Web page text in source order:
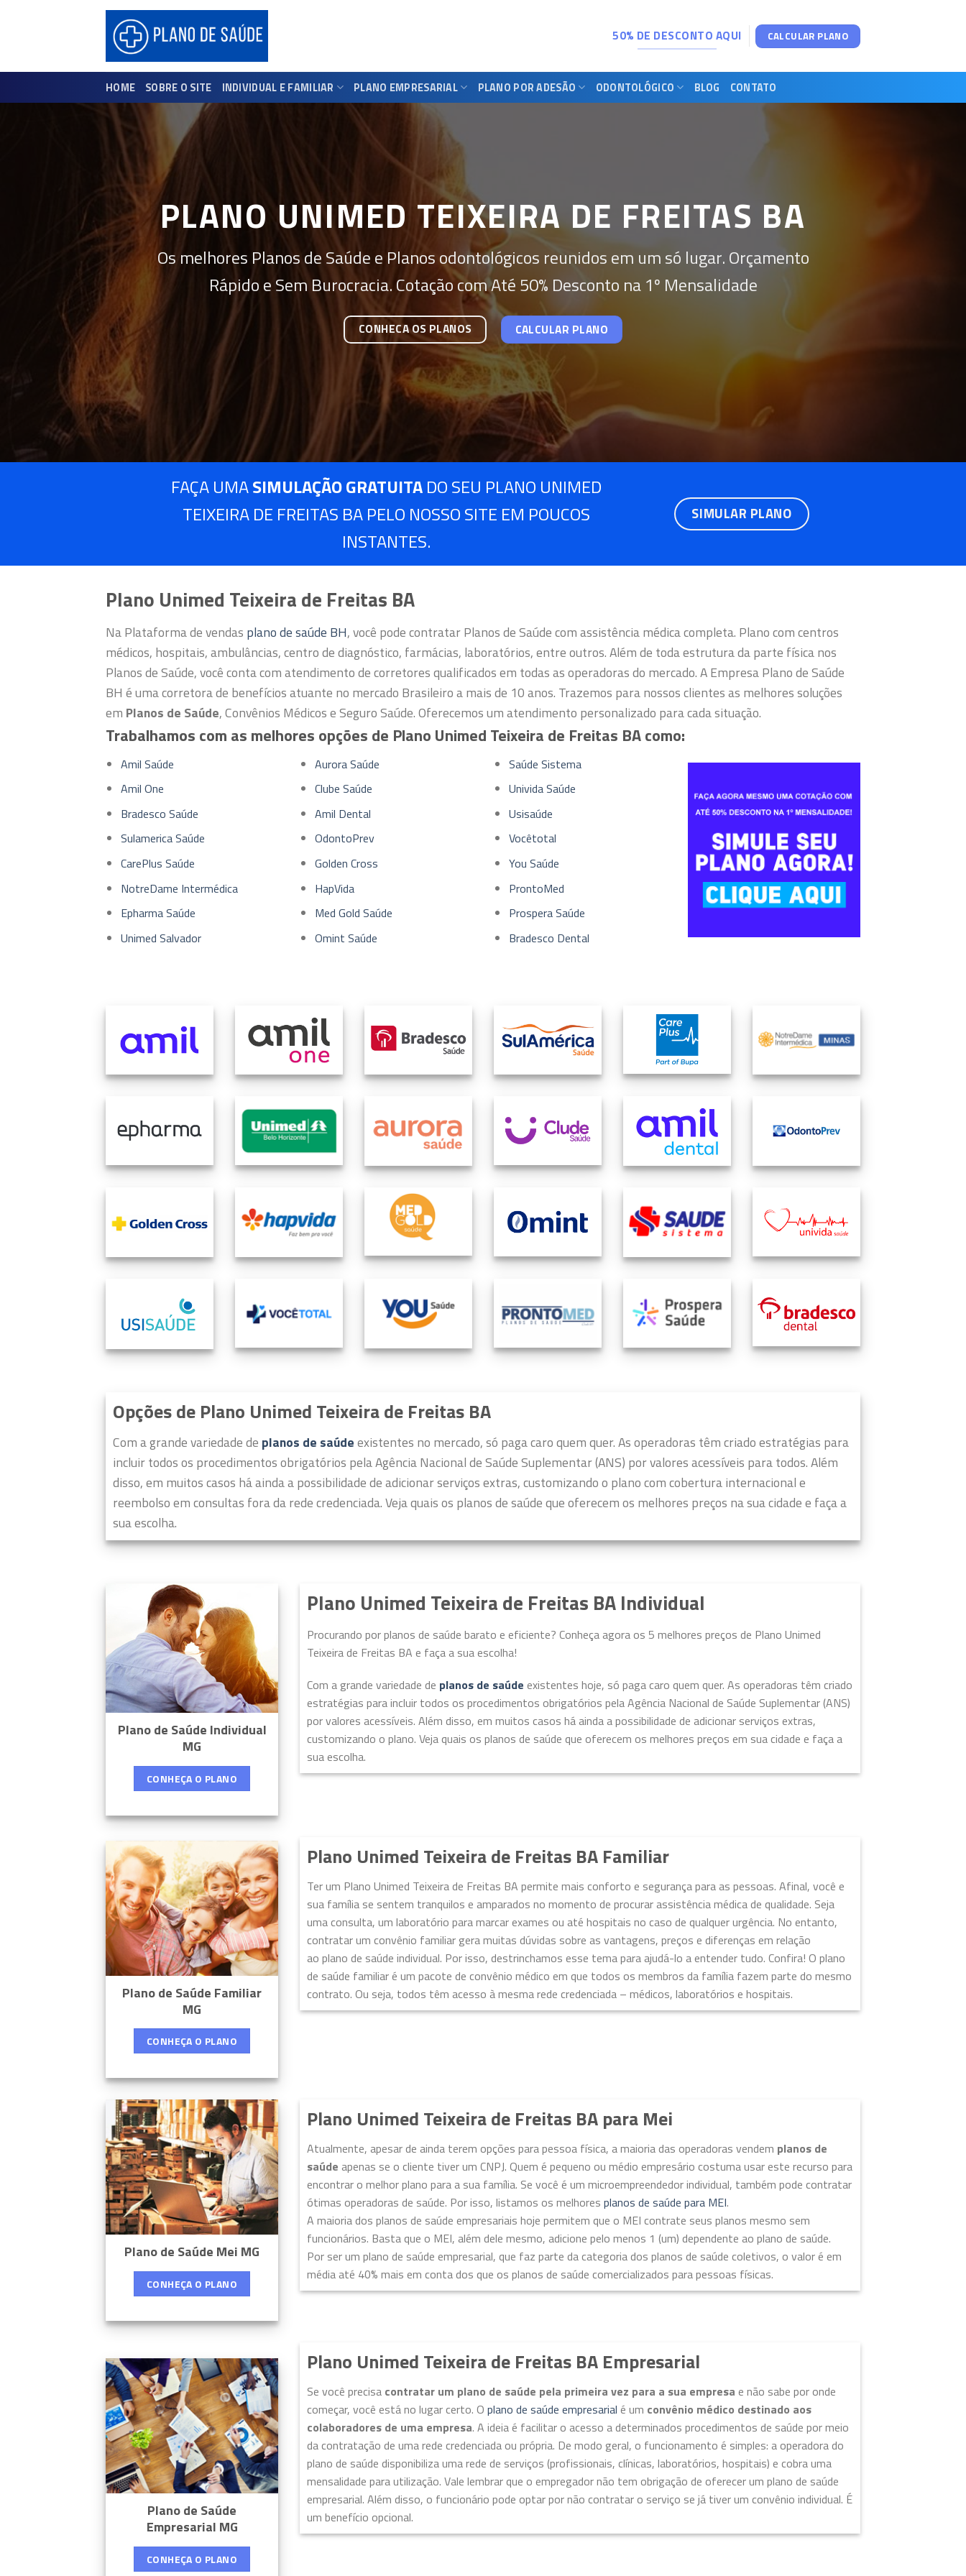
50% DE DESCONTO AQUI CALCULAR PLANO
HOME SOBRE O SITE INDIVIDUAL E FAMILIAR PLANO EMPRESARIAL PLANO POR ADESÃO ODONTOLÓGICO BLOG CONTATO
PLANO UNIMED TEIXEIRA DE FREITAS BA
Os melhores Planos de Saúde e Planos odontológicos reunidos em um só lugar. Orçamento
Rápido e Sem Burocracia. Cotação com Até 50% Desconto na 1º Mensalidade
CONHECA OS PLANOS CALCULAR PLANO
FAÇA UMASIMULAÇÃO GRATUITADO SEU PLANO UNIMED
TEIXEIRA DE FREITAS BA PELO NOSSO SITE EM POUCOS
INSTANTES.
SIMULAR PLANO
Plano Unimed Teixeira de Freitas BA
Na Plataforma de vendas plano de saúde BH, você pode contratar Planos de Saúde com assistência médica completa. Plano com centros
médicos, hospitais, ambulâncias, centro de diagnóstico, farmácias, laboratórios, entre outros.Além de toda estrutura da parte física nos
Planos de Saúde, você conta com atendimento de corretores qualificados em todas as operadoras do mercado.A Empresa Plano de Saúde
BH é uma corretora de benefícios atuante no mercado Brasileiro a mais de 10 anos. Trazemos para nossos clientes as melhores soluções
em Planos de Saúde, Convênios Médicos e Seguro Saúde. Oferecemos um atendimento personalizado para cada situação.
Trabalhamos com as melhores opções de Plano Unimed Teixeira de Freitas BA como:
Amil Saúde
Amil One
Bradesco Saúde
Sulamerica Saúde
CarePlus Saúde
NotreDame Intermédica
Epharma Saúde
Unimed Salvador
Aurora Saúde
Clube Saúde
Amil Dental
OdontoPrev
Golden Cross
HapVida
Med Gold Saúde
Omint Saúde
Saúde Sistema
Univida Saúde
Usisaúde
Vocêtotal
You Saúde
ProntoMed
Prospera Saúde
Bradesco Dental
Opções de Plano Unimed Teixeira de Freitas BA
Com a grande variedade de planos de saúdeexistentes no mercado, só paga caro quem quer.As operadoras têm criado estratégias para
incluir todos os procedimentos obrigatórios pela Agência Nacional de Saúde Suplementar (ANS) por valores acessíveis para todos.Além
disso, em muitos casos há ainda a possibilidade de adicionar serviços extras, customizando o plano com cobertura internacional e
reembolso em consultas fora da rede credenciada. Veja quais os planos de saúde que oferecem os melhores preços na sua cidade e faça a
sua escolha.
Plano de Saúde Individual
MG
CONHEÇA O PLANO
Plano Unimed Teixeira de Freitas BA Individual
Procurando por planos de saúde barato e eficiente? Conheça agora os 5 melhores preços de Plano Unimed
Teixeira de Freitas BA e faça a sua escolha!
Com a grande variedade de planos de saúde existentes hoje, só paga caro quem quer. As operadoras têm criado
estratégias para incluir todos os procedimentos obrigatórios pela Agência Nacional de Saúde Suplementar (ANS)
por valores acessíveis. Além disso, em muitos casos há ainda a possibilidade de adicionar serviços extras,
customizando o plano. Veja quais os planos de saúde que oferecem os melhores preços em sua cidade e faça a
sua escolha.
Plano de Saúde Familiar
MG
CONHEÇA O PLANO
Plano Unimed Teixeira de Freitas BA Familiar
Ter um Plano Unimed Teixeira de Freitas BA permite mais conforto e segurança para as pessoas. Afinal, você e
sua família se sentem tranquilos e amparados no momento de procurar assistência médica de qualidade. Seja
uma consulta, um laboratório para marcar exames ou até hospitais no caso de qualquer urgência. No entanto,
contratar um convênio familiar gera muitas dúvidas sobre as vantagens, preços e diferenças em relação
ao plano de saúde individual. Por isso, destrinchamos esse tema para ajudá-lo a entender tudo. Confira! O plano
de saúde familiar é um pacote de convênio médico em que todos os membros da família fazem parte do mesmo
contrato. Ou seja, todos têm acesso à mesma rede credenciada – médicos, laboratórios e hospitais.
Plano de Saúde Mei MG
CONHEÇA O PLANO
Plano Unimed Teixeira de Freitas BA para Mei
Atualmente, apesar de ainda terem opções para pessoa física, a maioria das operadoras vendem planos de
saúde apenas se o cliente tiver um CNPJ. Quem é pequeno ou médio empresário costuma usar este recurso para
encontrar o melhor plano para a sua família. Se você é um microempreendedor individual, também pode contratar
ótimas operadoras de saúde. Por isso, listamos os melhores planos de saúde para MEI.
A maioria dos planos de saúde empresariais hoje permitem que o MEI contrate seus planos mesmo sem
funcionários. Basta que o MEI, além dele mesmo, adicione pelo menos 1 (um) dependente ao plano de saúde.
Por ser um plano de saúde empresarial, que faz parte da categoria dos planos de saúde coletivos, o valor é em
média até 40% mais em conta dos que os planos de saúde comercializados para pessoas físicas.
Plano de Saúde
Empresarial MG
CONHEÇA O PLANO
Plano Unimed Teixeira de Freitas BA Empresarial
Se você precisa contratar um plano de saúde pela primeira vez para a sua empresa e não sabe por onde
começar, você está no lugar certo. O plano de saúde empresarial é um convênio médico destinado aos
colaboradores de uma empresa. A ideia é facilitar o acesso a determinados procedimentos de saúde por meio
da contratação de uma rede credenciada ou própria. De modo geral, o funcionamento é simples: a operadora do
plano de saúde disponibiliza uma rede de serviços (profissionais, clínicas, laboratórios, hospitais) e cobra uma
mensalidade para utilização. Vale lembrar que o empregador não tem obrigação de oferecer um plano de saúde
empresarial. Além disso, o funcionário pode optar por não contratar o serviço se já tiver um convênio individual. É
um benefício opcional.